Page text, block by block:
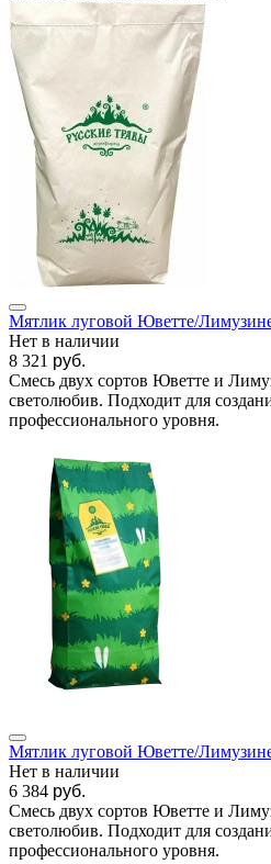
Мятлик луговой Юветте/
Нет в наличии
8 321
руб.
Смесь двух сортов Юветте и
светолюбив. Подходит для
профессионального уровня.
Мятлик луговой Юветте/
Нет в наличии
6 384 руб.
Смесь двух сортов Юветте и
светолюбив. Подходит для
профессионального уровня.